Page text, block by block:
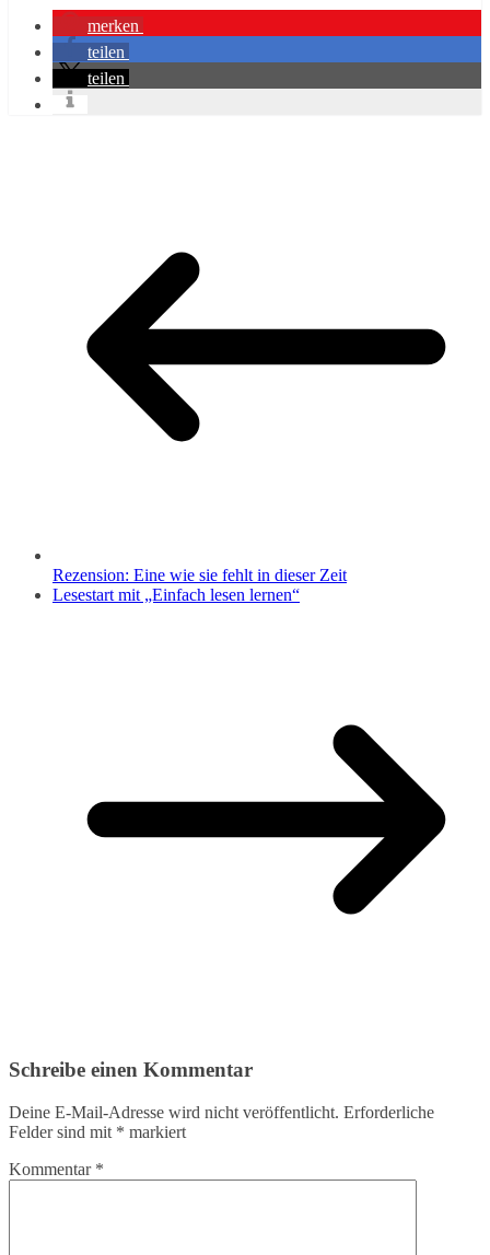
merken
teilen
teilen
Rezension: Eine wie sie fehlt in dieser Zeit
Lesestart mit „Einfach lesen lernen“
Schreibe einen Kommentar
Deine E-Mail-Adresse wird nicht veröffentlicht. Erforderliche
Felder sind mit * markiert
Kommentar *